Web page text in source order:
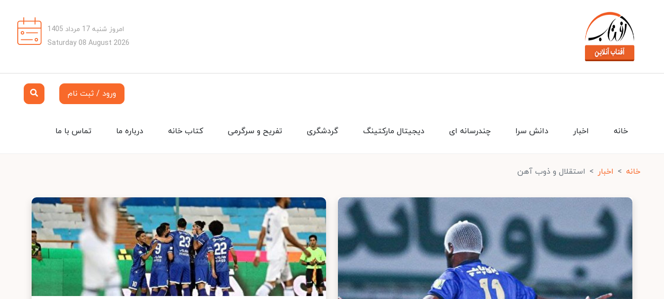
امروز شنبه 17 مرداد 1405
Saturday 08 August 2026
ورود / ثبت نام
تماس با ما درباره ما کتاب خانه تفریح و سرگرمی گردشگری دیجیتال مارکتینگ چندرسانه ای دانش سرا اخبار خانه
خانه اخبار استقلال و ذوب آهن